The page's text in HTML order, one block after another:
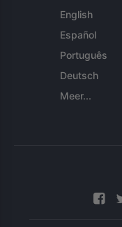
English
Español
Português
Deutsch
Meer...